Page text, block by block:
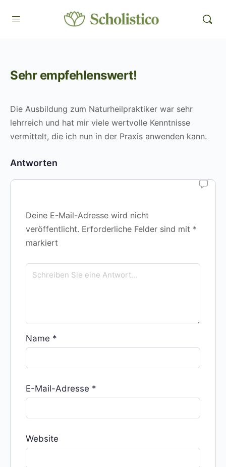
Sehr empfehlenswert!
Die Ausbildung zum Naturheilpraktiker war sehr
lehrreich und hat mir viele wertvolle Kenntnisse
vermittelt, die ich nun in der Praxis anwenden kann.
Antworten
Deine E-Mail-Adresse wird nicht
veröffentlicht. Erforderliche Felder sind mit *
markiert
Name *
E-Mail-Adresse *
Website